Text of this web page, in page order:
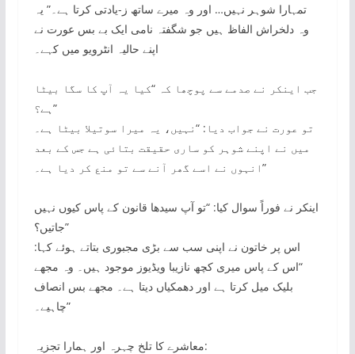
تمہارا شوہر نہیں… اور وہ میرے ساتھ ز-یادتی کرتا ہے۔” یہ
وہ دلخراش الفاظ ہیں جو شگفتہ نامی ایک بے بس عورت نے
اپنے حالیہ انٹرویو میں کہے۔
جب اینکر نے صدمے سے پوچھا کہ “کیا یہ آپ کا سگا بیٹا
ہے؟”
تو عورت نے جواب دیا: “نہیں، یہ میرا سوتیلا بیٹا ہے۔
میں نے اپنے شوہر کو ساری حقیقت بتائی ہے جس کے بعد
انہوں نے اسے گھر آنے سے تو منع کر دیا ہے۔”
اینکر نے فوراً سوال کیا: “تو آپ سیدھا قانون کے پاس کیوں نہیں
جاتیں؟”
اس پر خاتون نے اپنی سب سے بڑی مجبوری بتاتے ہوئے کہا:
“اس کے پاس میری کچھ نازیبا ویڈیوز موجود ہیں۔ وہ مجھے
بلیک میل کرتا ہے اور دھمکیاں دیتا ہے۔ مجھے بس انصاف
چاہیے۔”
معاشرے کا تلخ چہرہ اور ہمارا تجزیہ: